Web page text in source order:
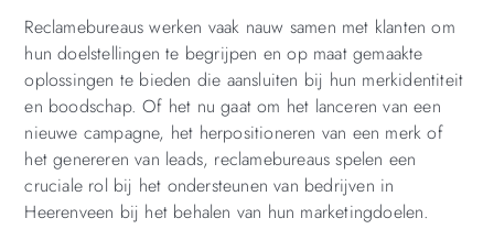
Reclamebureaus werken vaak nauw samen met klanten om
hun doelstellingen te begrijpen en op maat gemaakte
oplossingen te bieden die aansluiten bij hun merkidentiteit
en boodschap. Of het nu gaat om het lanceren van een
nieuwe campagne, het herpositioneren van een merk of
het genereren van leads, reclamebureaus spelen een
cruciale rol bij het ondersteunen van bedrijven in
Heerenveen bij het behalen van hun marketingdoelen.